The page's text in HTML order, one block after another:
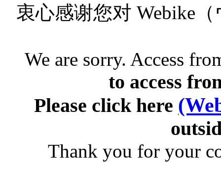
衷心感谢您对 Webike
We are sorry. Access
to access
Please click here
Thank you for your